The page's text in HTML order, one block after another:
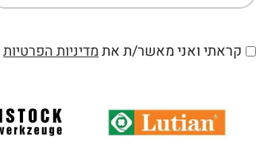
קראתי ואני מאשר/ת אתמדיניות הפרטיות